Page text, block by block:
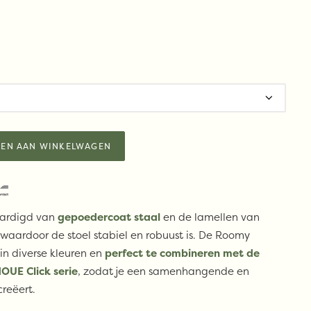
AAN WINKELWAGEN
van gepoedercoat staalen de lamellen van
de stoel stabiel en robuust is. De Roomy
diverse kleuren en perfect te combineren met de
Click serie, zodat je een samenhangende en